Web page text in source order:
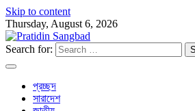
Skip to content
Thursday, August 6, 2026
Search for:
প্রচ্ছদ
সারাদেশ